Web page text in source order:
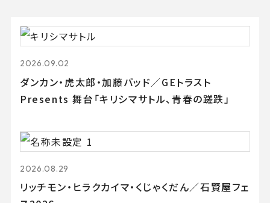
2026.09.02
ダンカン・虎太郎・加藤バッド／GEトラスト
Presents 舞台「キリシマサトル、青春の蹉跌」
2026.08.29
リッチモン・ヒラクカイマ・くじゃくだん／石賢屋フェ